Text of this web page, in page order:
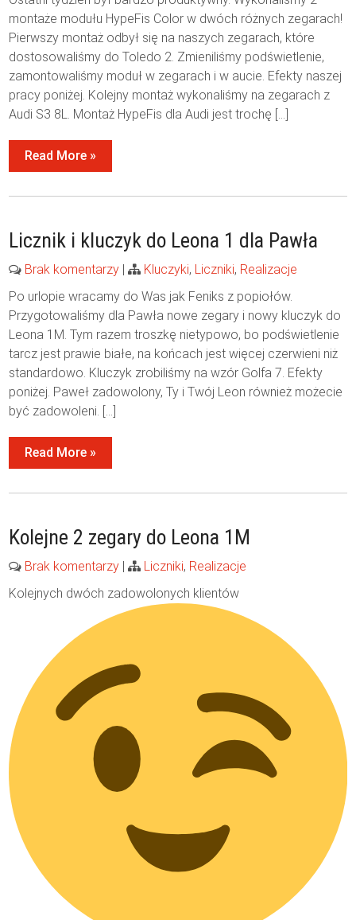
montaże modułu HypeFis Color w dwóch różnych zegarach!
Pierwszy montaż odbył się na naszych zegarach, które
dostosowaliśmy do Toledo 2. Zmieniliśmy podświetlenie,
zamontowaliśmy moduł w zegarach i w aucie. Efekty naszej
pracy poniżej. Kolejny montaż wykonaliśmy na zegarach z
Audi S3 8L. Montaż HypeFis dla Audi jest trochę […]
Read More »
Licznik i kluczyk do Leona 1 dla Pawła
Brak komentarzy | Kluczyki, Liczniki, Realizacje
Po urlopie wracamy do Was jak Feniks z popiołów.
Przygotowaliśmy dla Pawła nowe zegary i nowy kluczyk do
Leona 1M. Tym razem troszkę nietypowo, bo podświetlenie
tarcz jest prawie białe, na końcach jest więcej czerwieni niż
standardowo. Kluczyk zrobiliśmy na wzór Golfa 7. Efekty
poniżej. Paweł zadowolony, Ty i Twój Leon również możecie
być zadowoleni. […]
Read More »
Kolejne 2 zegary do Leona 1M
Brak komentarzy | Liczniki, Realizacje
Kolejnych dwóch zadowolonych klientów